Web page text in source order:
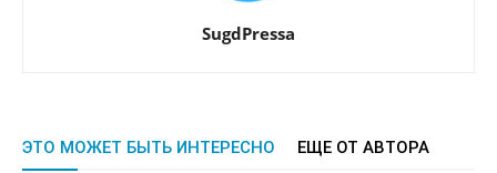
SugdPressa
ЭТО МОЖЕТ БЫТЬ ИНТЕРЕСНО ЕЩЕ ОТ АВТОРА